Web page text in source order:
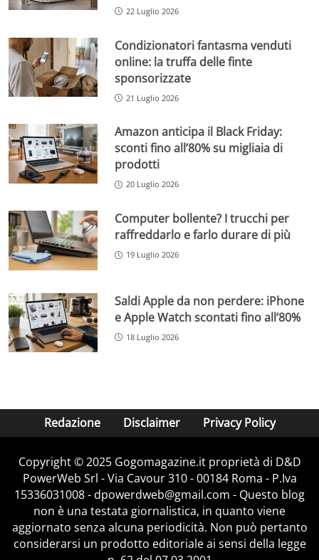
22 Luglio 2026
Condizionatori fantasma venduti
online: la truffa delle finte
sponsorizzate
21 Luglio 2026
Amazon anticipa il Black Friday:
sconti fino all’80% su migliaia di
prodotti
20 Luglio 2026
Computer bollente? I trucchi per
raffreddarlo e farlo durare di più
19 Luglio 2026
Saldi Apple da non perdere: iPhone
e Apple Watch scontati fino all’80%
18 Luglio 2026
Redazione Disclaimer Privacy Policy
Copyright © 2025 Gogomagazine.it proprietà di D&D
PowerWeb Srl - Via Cavour 310 - 00184 Roma - P.Iva
15336031008 - dpowerdweb@gmail.com - Questo blog
non è una testata giornalistica, in quanto viene
aggiornato senza alcuna periodicità. Non può pertanto
considerarsi un prodotto editoriale ai sensi della legge